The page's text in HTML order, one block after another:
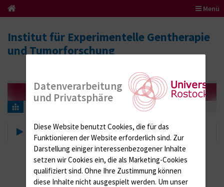
Menü
Institut für Experimentelle Gentherapie
und Tumorforschung
Chefarzt
Datenverarbeitung
und Privatsphäre
Diese Website benutzt Cookies, die für das
Funktionieren der Website erforderlich sind. Zur
Darstellung einiger interessenbezogener Inhalte
setzen wir Cookies ein, die als Marketing-Cookies
qualifiziert sind. Ohne Ihre Zustimmung können
diese Inhalte nicht ausgespielt werden. Um unser